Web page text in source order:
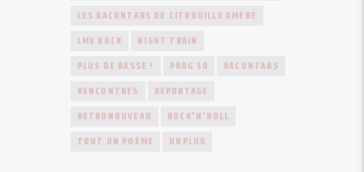
LES RACONTARS DE CITROUILLE AMÈRE
LMV ROCK
NIGHT TRAIN
PLUS DE BASSE !
PROG 50
RACONTARS
RENCONTRES
REPORTAGE
RETRONOUVEAU
ROCK'N'ROLL
TOUT UN POÈME
UNPLUG